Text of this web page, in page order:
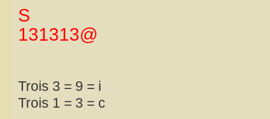
S
131313@
Trois 3 = 9 = i
Trois 1 = 3 = c